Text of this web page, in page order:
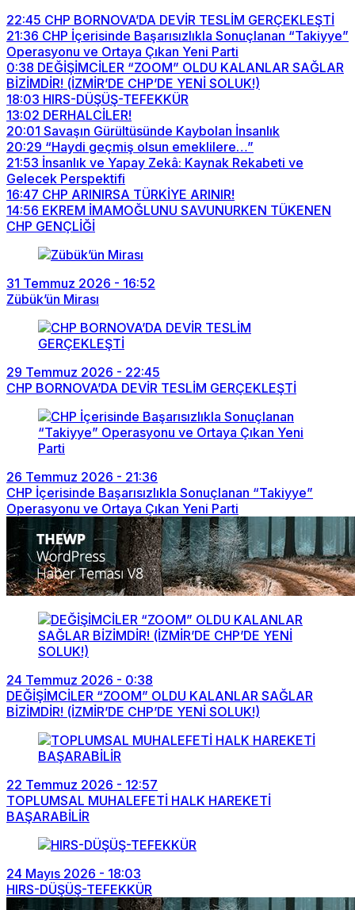
22:45 CHP BORNOVA’DA DEVİR TESLİM GERÇEKLEŞTİ
21:36 CHP İçerisinde Başarısızlıkla Sonuçlanan “Takiyye”
Operasyonu ve Ortaya Çıkan Yeni Parti
0:38 DEĞİŞİMCİLER “ZOOM” OLDU KALANLAR SAĞLAR
BİZİMDİR! (İZMİR’DE CHP’DE YENİ SOLUK!)
18:03 HIRS-DÜŞÜŞ-TEFEKKÜR
13:02 DERHALCİLER!
20:01 Savaşın Gürültüsünde Kaybolan İnsanlık
20:29 “Haydi geçmiş olsun emeklilere…”
21:53 İnsanlık ve Yapay Zekâ: Kaynak Rekabeti ve
Gelecek Perspektifi
16:47 CHP ARINIRSA TÜRKİYE ARINIR!
14:56 EKREM İMAMOĞLUNU SAVUNURKEN TÜKENEN
CHP GENÇLİĞİ
31 Temmuz 2026 - 16:52
Zübük’ün Mirası
29 Temmuz 2026 - 22:45
CHP BORNOVA’DA DEVİR TESLİM GERÇEKLEŞTİ
26 Temmuz 2026 - 21:36
CHP İçerisinde Başarısızlıkla Sonuçlanan “Takiyye”
Operasyonu ve Ortaya Çıkan Yeni Parti
24 Temmuz 2026 - 0:38
DEĞİŞİMCİLER “ZOOM” OLDU KALANLAR SAĞLAR
BİZİMDİR! (İZMİR’DE CHP’DE YENİ SOLUK!)
22 Temmuz 2026 - 12:57
TOPLUMSAL MUHALEFETİ HALK HAREKETİ
BAŞARABİLİR
24 Mayıs 2026 - 18:03
HIRS-DÜŞÜŞ-TEFEKKÜR